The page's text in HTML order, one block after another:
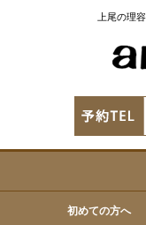
上尾の理
初めての方へ